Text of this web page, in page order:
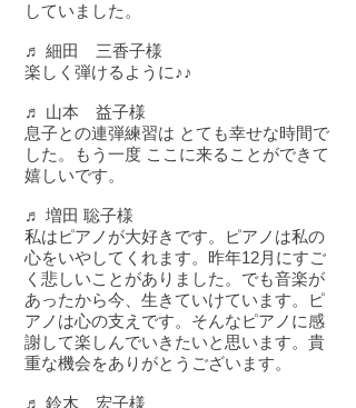
していました。
♬ 細田 三香子様
楽しく弾けるように♪♪
♬ 山本 益子様
息子との連弾練習は とても幸せな時間で
した。もう一度 ここに来ることができて
嬉しいです。
♬ 増田 聡子様
私はピアノが大好きです。ピアノは私の
心をいやしてくれます。昨年12月にすご
く悲しいことがありました。でも音楽が
あったから今、生きていけています。ピ
アノは心の支えです。そんなピアノに感
謝して楽しんでいきたいと思います。貴
重な機会をありがとうございます。
♬ 鈴木 宏子様